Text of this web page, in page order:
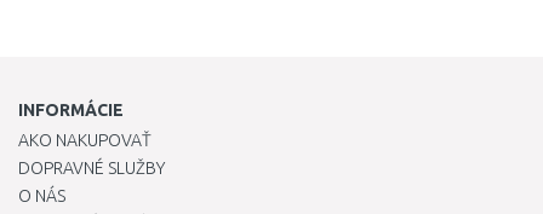
INFORMÁCIE
AKO NAKUPOVAŤ
DOPRAVNÉ SLUŽBY
O NÁS